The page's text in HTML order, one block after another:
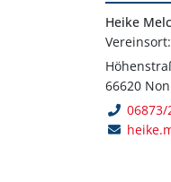
Heike
66620
06873/